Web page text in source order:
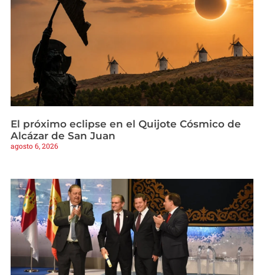
El próximo eclipse en el Quijote Cósmico de
Alcázar de San Juan
agosto 6, 2026